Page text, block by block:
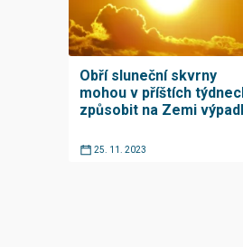
Obří sluneční skvrny
mohou v příštích
způsobit na Zemi
25. 11. 2023